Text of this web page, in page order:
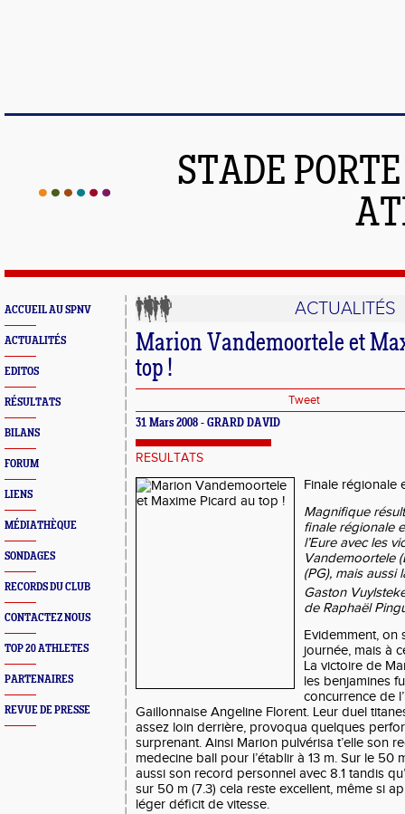
STADE
ACCUEIL AU SPNV
ACTUALITÉS
EDITOS
RÉSULTATS
BILANS
FORUM
LIENS
MÉDIATHÈQUE
SONDAGES
RECORDS DU CLUB
CONTACTEZ NOUS
TOP 20 ATHLETES
PARTENAIRES
REVUE DE PRESSE
ACTUALITÉS
Marion Vandemoortele et
top !
Tweet
31 Mars 2008 - GRARD DAVID
RESULTATS
Finale régionale
Magnifique
finale régionale
l’Eure avec les
Vandemoortele
(PG), mais aussi
Gaston
de Raphaël
Evidemment, on
journée, mais à
La victoire de
les benjamines
concurrence de
Gaillonnaise Angeline Florent. Leur duel
assez loin derrière, provoqua quelques
surprenant. Ainsi Marion pulvérisa t’elle son
medecine ball pour l’établir à 13 m. Sur le 50
aussi son record personnel avec 8.1 tandis
sur 50 m (7.3) cela reste excellent, même si
léger déficit de vitesse.